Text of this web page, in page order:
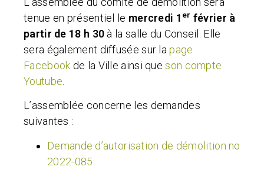
tenue en présentiel le mercredi 1 er février à
partir de 18 h 30 à la salle du Conseil. Elle
sera également diffuséesur lapage
Facebook de la Ville ainsi queson compte
Youtube
L’assemblée concerne les demandes
suivantes :
Demande d’autorisation de démolition no
2022-085